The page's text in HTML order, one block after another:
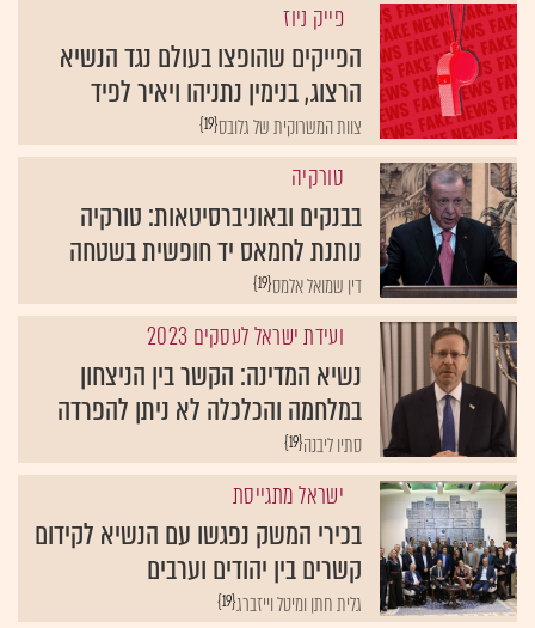
פייק ניוז
הפייקים שהופצו בעולם נגד הנשיא
הרצוג, בנימין נתניהו ויאיר לפיד
{19}צוות המשרוקית של גלובס
טורקיה
בבנקים ובאוניברסיטאות: טורקיה
נותנת לחמאס יד חופשית בשטחה
{19}דין שמואל אלמס
ועידת ישראל לעסקים 2023
נשיא המדינה: הקשר בין הניצחון
במלחמה והכלכלה לא ניתן להפרדה
{19}סתיו ליבנה
ישראל מתגייסת
בכירי המשק נפגשו עם הנשיא לקידום
קשרים בין יהודים וערבים
{19}גלית חתן ומיטל וייזברג